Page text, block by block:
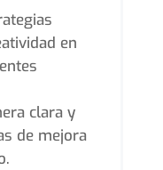
en
clara y
de mejora